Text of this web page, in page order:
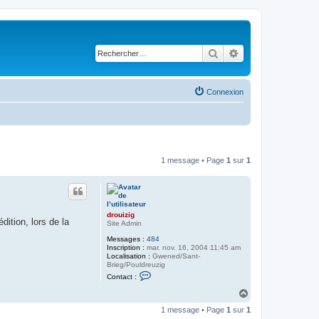
Rechercher
Connexion
1 message • Page 1 sur 1
drouizig
Site Admin
Messages : 484
Inscription : mar. nov. 16, 2004 11:45 am
Localisation : Gwened/Sant-
Brieg/Pouldreuzig
Contact :
lors de la
u
1 message • Page 1 sur 1